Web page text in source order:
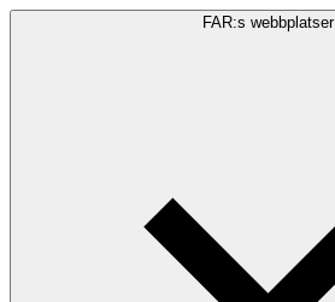
FAR:s webbplatser